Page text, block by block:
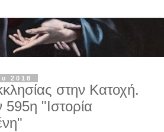
2018
στην Κατοχή.
"Ιστορία